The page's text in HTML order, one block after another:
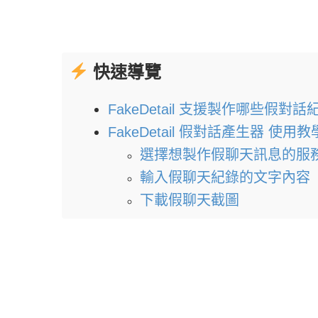
快速導覽
FakeDetail 支援製作哪些假對話
FakeDetail 假對話產生器 使用教
選擇想製作假聊天訊息的服
輸入假聊天紀錄的文字內容
下載假聊天截圖